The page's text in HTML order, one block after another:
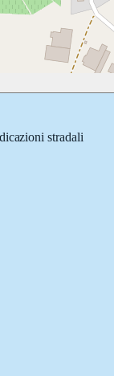
stradali